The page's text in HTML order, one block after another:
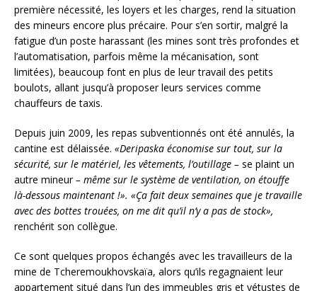
première nécessité, les loyers et les charges, rend la situation
des mineurs encore plus précaire. Pour s’en sortir, malgré la
fatigue d’un poste harassant (les mines sont très profondes et
l’automatisation, parfois même la mécanisation, sont
limitées), beaucoup font en plus de leur travail des petits
boulots, allant jusqu’à proposer leurs services comme
chauffeurs de taxis.
Depuis juin 2009, les repas subventionnés ont été annulés, la
cantine est délaissée. «Deripaska économise sur tout, sur la
sécurité, sur le matériel, les vêtements, l’outillage – se plaint un
autre mineur– même sur le système de ventilation, on étouffe
là-dessous maintenant !». «Ça fait deux semaines que je travaille
avec des bottes trouées, on me dit qu’il n’y a pas de stock»,
renchérit son collègue.
Ce sont quelques propos échangés avec les travailleurs de la
mine de Tcheremoukhovskaïa, alors qu’ils regagnaient leur
appartement situé dans l’un des immeubles gris et vétustes de